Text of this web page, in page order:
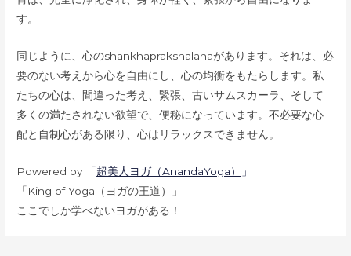
す。
同じように、心のshankhaprakshalanaがあります。それは、必
要のない考えから心を自由にし、心の均衡をもたらします。私
たちの心は、間違った考え、緊張、古いサムスカーラ、そして
多くの満たされない欲望で、便秘になっています。不必要な心
配と自制心がある限り、心はリラックスできません。
Powered by 「超美人ヨガ（AnandaYoga）
」
「King of Yoga（ヨガの王道）」
ここでしか学べないヨガがある！